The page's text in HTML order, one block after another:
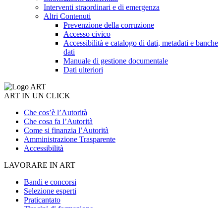
Interventi straordinari e di emergenza
Altri Contenuti
Prevenzione della corruzione
Accesso civico
Accessibilità e catalogo di dati, metadati e banche
dati
Manuale di gestione documentale
Dati ulteriori
ART IN UN CLICK
Che cos’è l’Autorità
Che cosa fa l’Autorità
Come si finanzia l’Autorità
Amministrazione Trasparente
Accessibilità
LAVORARE IN ART
Bandi e concorsi
Selezione esperti
Praticantato